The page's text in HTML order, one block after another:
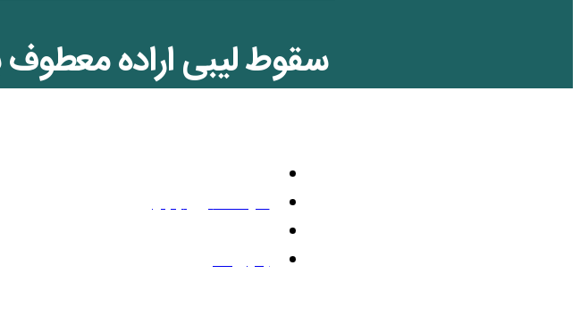
سقوط لیبی اراده معطوف
آگوست 27, 2011
بدون نظر